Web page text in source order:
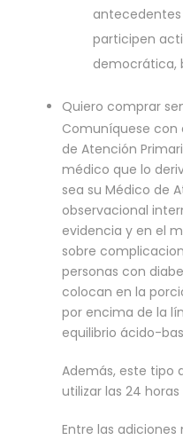
participen
democrática,
Quiero comprar
Comuníquese con
de Atención
médico que lo
sea su Médico de
observacional
evidencia y en el
sobre
personas con
colocan en la
por encima de la
equilibrio ácido-
Además, este tipo
utilizar las 24 horas
Entre las